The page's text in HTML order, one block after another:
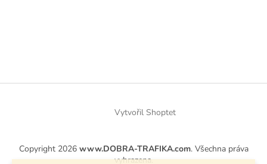
Vytvořil Shoptet
Copyright 2026 www.DOBRA-TRAFIKA.com. Všechna práva
vyhrazena.